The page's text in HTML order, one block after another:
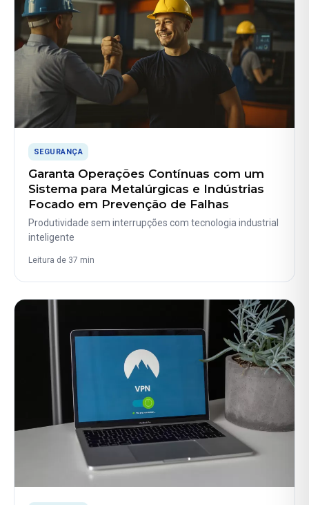
SEGURANÇA
Garanta Operações Contínuas com um
Sistema para Metalúrgicas e Indústrias
Focado em Prevenção de Falhas
Produtividade sem interrupções com tecnologia industrial
inteligente
Leitura de 37 min